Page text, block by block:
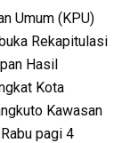
Umum (KPU)
Rekapitulasi
Hasil
Kota
Kawasan
pagi 4